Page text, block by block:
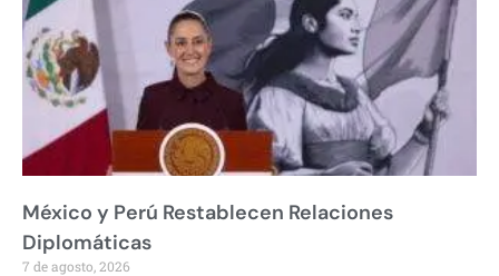
México y Perú Restablecen Relaciones
Diplomáticas
7 de agosto, 2026